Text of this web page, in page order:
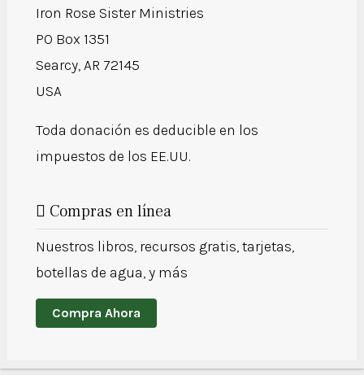
Iron Rose Sister Ministries
PO Box 1351
Searcy, AR 72145
USA
Toda donación es deducible en los
impuestos de los EE.UU.
Compras en línea
Nuestros libros, recursos gratis, tarjetas,
botellas de agua, y más
Compra Ahora